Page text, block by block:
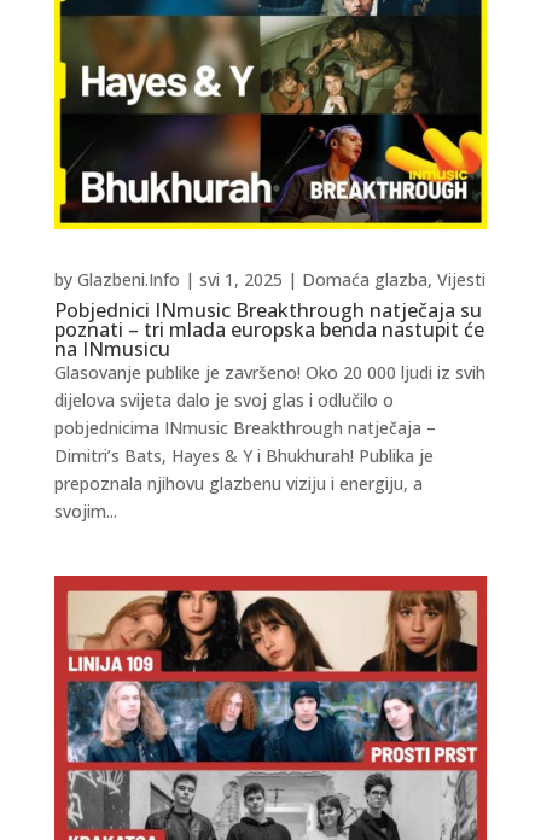
Pobjednici INmusic Breakthrough natječaja su
poznati – tri mlada europska benda nastupit će
na INmusicu
by Glazbeni.Info | svi 1, 2025 | Domaća glazba, Vijesti
Glasovanje publike je završeno! Oko 20 000 ljudi iz svih
dijelova svijeta dalo je svoj glas i odlučilo o
pobjednicima INmusic Breakthrough natječaja –
Dimitri’s Bats, Hayes & Y i Bhukhurah! Publika je
prepoznala njihovu glazbenu viziju i energiju, a
svojim...